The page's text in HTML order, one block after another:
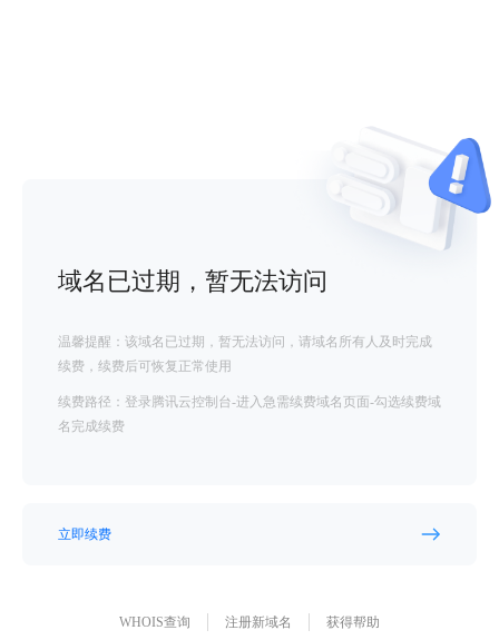
域名已过期，暂无法访问
温馨提醒：该域名已过期，暂无法访问，请域名所有人及时完成
续费，续费后可恢复正常使用
续费路径：登录腾讯云控制台-进入急需续费域名页面-勾选续费域
名完成续费
立即续费
WHOIS查询 注册新域名 获得帮助